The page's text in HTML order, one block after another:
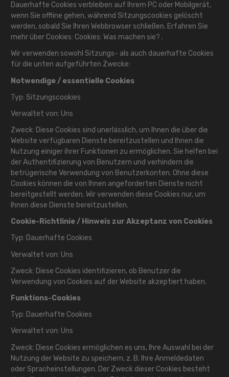
Dauerhafte Cookies verbleiben auf Ihrem PC oder Mobilgerät,
wenn Sie offline gehen, während Sitzungscookies gelöscht
werden, sobald Sie Ihren Webbrowser schließen. Erfahren Sie
mehr über Cookies: Cookies: Was machen sie? .
Wir verwenden sowohl Sitzungs- als auch dauerhafte Cookies
für die unten aufgeführten Zwecke:
Notwendige / essentielle Cookies
Typ: Sitzungscookies
Verwaltet von: Uns
Zweck: Diese Cookies sind unerlässlich, um Ihnen die über die
Website verfügbaren Dienste bereitzustellen und Ihnen die
Nutzung einiger ihrer Funktionen zu ermöglichen. Sie helfen bei
der Authentifizierung von Benutzern und verhindern die
betrügerische Verwendung von Benutzerkonten. Ohne diese
Cookies können die von Ihnen angeforderten Dienste nicht
bereitgestellt werden. Wir verwenden diese Cookies nur, um
Ihnen diese Dienste bereitzustellen.
Cookie-Richtlinie / Hinweis zur Akzeptanz von Cookies
Typ: Dauerhafte Cookies
Verwaltet von: Uns
Zweck: Diese Cookies identifizieren, ob Benutzer die
Verwendung von Cookies auf der Website akzeptiert haben.
Funktions-Cookies
Typ: Dauerhafte Cookies
Verwaltet von: Uns
Zweck: Diese Cookies ermöglichen es uns, Ihre Auswahl bei der
Nutzung der Website zu speichern, z. B. Ihre Anmeldedaten
oder Spracheinstellungen. Der Zweck dieser Cookies besteht